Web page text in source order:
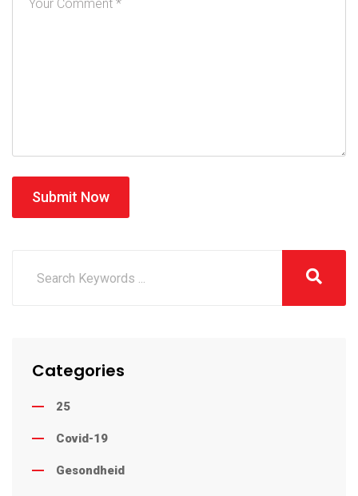
Submit Now
Categories
25
Covid-19
Gesondheid